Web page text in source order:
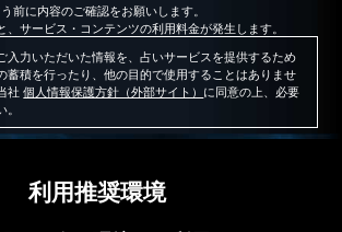
前に内容のご確認をお願いします。
、サービス・コンテンツの利用料金が発生します。
入力いただいた情報を、占いサービスを提供するため
蓄積を行ったり、他の目的で使用することはありませ
社個人情報保護方針（外部サイト） に同意の上、必要
利用推奨環境